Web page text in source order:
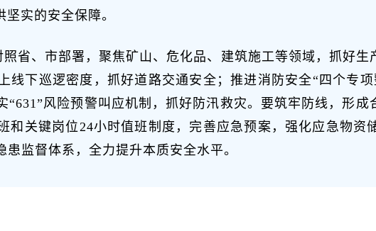
实的安全保障。
省、市部署，聚焦矿山、危化品、建筑施工等领域，抓好
线下巡逻密度，抓好道路交通安全；推进消防安全“四个专
风险预警叫应机制，抓好防汛救灾。要筑牢防线，形
和关键岗位24小时值班制度，完善应急预案，强化应急物
监督体系，全力提升本质安全水平。